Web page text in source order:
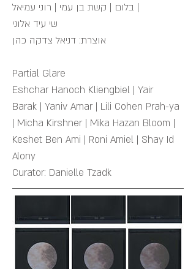
בלום | קשת בן עמי | רוני עמיאל |
שי עיד אלוני
אוצרת: דניאל צדקה כהן
Partial Glare
Eshchar Hanoch Kliengbiel | Yair
Barak | Yaniv Amar | Lili Cohen Prah-ya
| Micha Kirshner | Mika Hazan Bloom |
Keshet Ben Ami | Roni Amiel | Shay Id
Alony
Curator: Danielle Tzadk